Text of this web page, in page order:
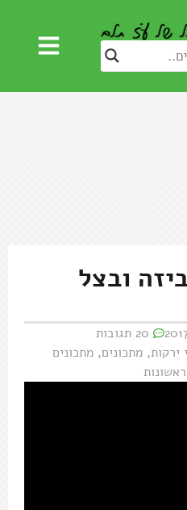
ובצל
20 תגובות
ירקות, מתכונים, מתכונים
ראשונות